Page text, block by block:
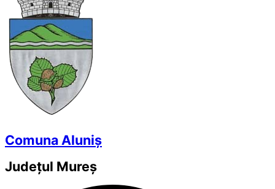
Comuna Aluniș
Județul Mureș